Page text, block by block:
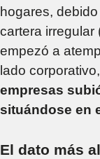
hogares,
cartera irregular
empezó a
lado
empresas
situándose en
El dato más